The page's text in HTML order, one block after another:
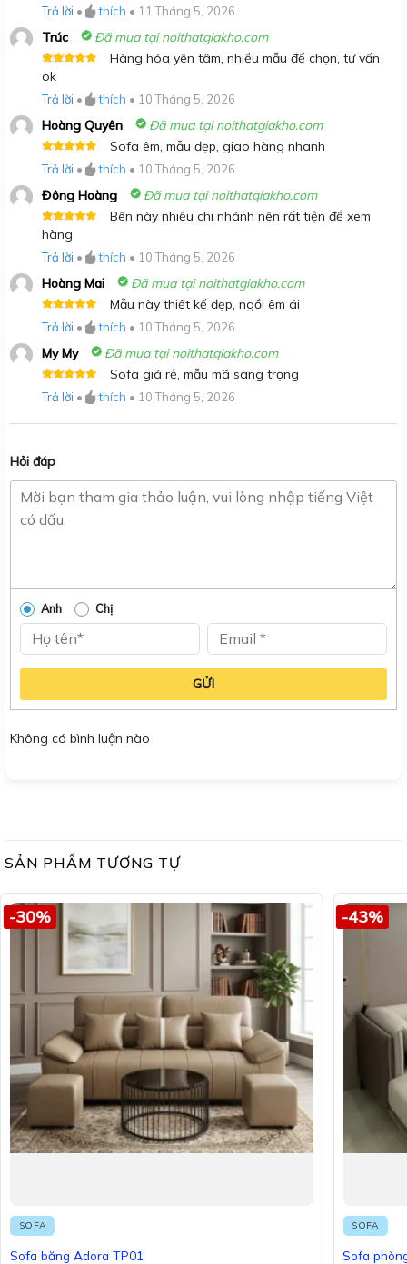
hạng5
5
Trả lời • thích • 11 Tháng 5, 2026
Trúc Đã mua tại noithatgiakho.com
Được xếp
hạng
sao
Hàng hóa yên tâm, nhiều mẫu để chọn, tư vấn
ok
Trả lời • thích • 10 Tháng 5, 2026
Hoàng Quyên Đã mua tại noithatgiakho.com
hạng5
5
Sofa êm, mẫu đẹp, giao hàng nhanh
Trả lời • thích • 10 Tháng 5, 2026
Đông Hoàng Đã mua tại noithatgiakho.com
Được xếp
hạng5
sao
Bên này nhiều chi nhánh nên rất tiện để xem
hàng
Trả lời • thích • 10 Tháng 5, 2026
Hoàng Mai Đã mua tại noithatgiakho.com
hạng5
5
Mẫu này thiết kế đẹp, ngồi êm ái
Trả lời • thích • 10 Tháng 5, 2026
My My Đã mua tại noithatgiakho.com
hạng5
5
Sofa giá rẻ, mẫu mã sang trọng
Trả lời • thích • 10 Tháng 5, 2026
Hỏi đáp
Anh Chị
GỬI
Không có bình luận nào
SẢN PHẨM TƯƠNG TỰ
-30%
SOFA
Sofa băng Adora TP01
-43%
SOFA
Sofa